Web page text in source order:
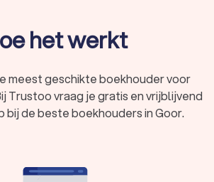
het werkt
meest geschikte boekhouder voor
Trustoo vraag je gratis en vrijblijvend
de beste boekhouders in Goor.